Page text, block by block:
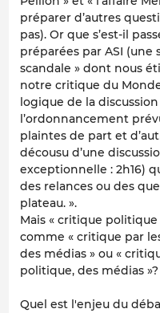
préparer d’autres
pas). Or que s’est-il
préparées par ASI (une
scandale » dont nous
notre critique du
logique de la
l’ordonnancement
plaintes de part et
décousu d’une
exceptionnelle : 2h16)
des relances ou des
plateau. ».
Mais « critique
comme « critique par
des médias » ou «
politique, des médias
Quel est l'enjeu du